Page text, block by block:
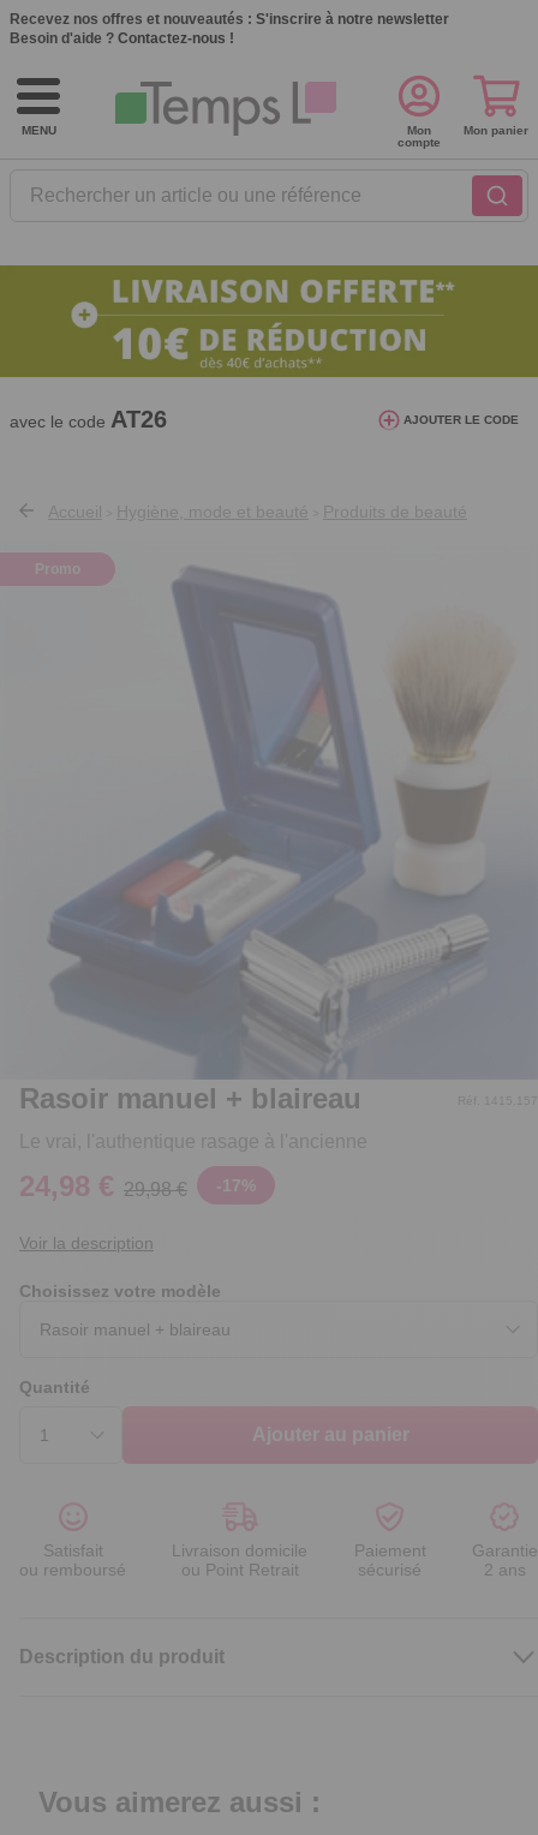
Recevez nos offres et nouveautés : S'inscrire à notre newsletter
Besoin d'aide ? Contactez-nous !
MENU
Rechercher un article ou une référence
Mon
compte
Mon panier
10€ de réduction dès 40€ d'achat. Offre
valable du 03/08/2026 au 12/08/2026.
avec le code AT26 AJOUTER LE CODE
Accueil Hygiène, mode et beauté Produits de beauté
Promo
Rasoir manuel + blaireau
Le vrai, l'authentique rasage à l'ancienne
Réf. 1415.157
24,98 € 29,98 € -17%
Voir la description
Choisissez votre modèle
Quantité
Ajouter au panier
Satisfait
ou remboursé
Livraison domicile
ou Point Retrait
Paiement
sécurisé
Garantie
2 ans
Description du produit
Vous aimerez aussi :